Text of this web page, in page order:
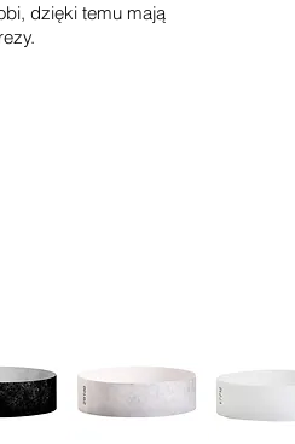
dzięki temu mają